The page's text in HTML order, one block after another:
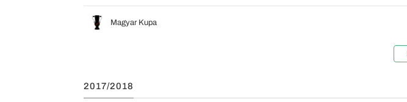
Magyar Kupa
2017/2018